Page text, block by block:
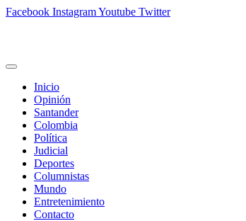
Facebook InstagramYoutube Twitter
Inicio
Opinión
Santander
Colombia
Política
Judicial
Deportes
Columnistas
Mundo
Entretenimiento
Contacto